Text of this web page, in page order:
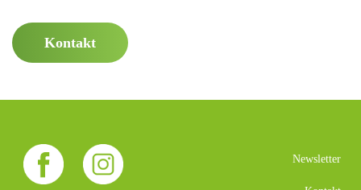
Kontakt
Newsletter